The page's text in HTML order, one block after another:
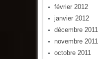
février 2012
janvier 2012
décembre 2011
novembre 2011
octobre 2011